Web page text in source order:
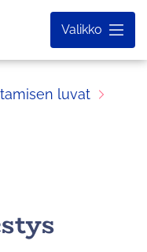
Valikko
luvat